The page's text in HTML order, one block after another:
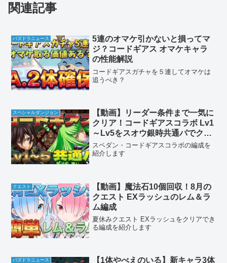
関連記事
パズドラニュース
5連のオマケ引かないと損ってマ
ジ？コードギアス オマケキャラ
の性能解説
コードギアスガチャを５連してオマケは
追うべき？
スペシャルダンジョン
【動画】リーダー条件まで一気に
クリア！コードギアスコラボ Lv1
～Lv5をスオウ銀時共通パでクリ
ア
スペダン・コードギアスコラボの編成を
紹介します
クエスト
【動画】魔法石10個回収！8月の
クエスト EXラッシュのレム＆ラ
ム編成
夏休みクエスト EXラッシュをクリアでき
る編成を紹介します
パズドラニュース
【1体やべえのいる】新キャラ3体